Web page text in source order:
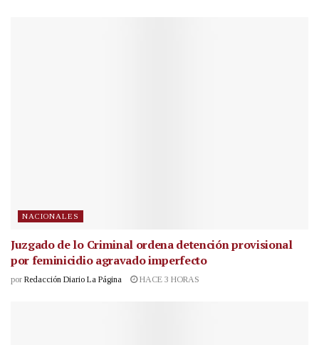
NACIONALES
Juzgado de lo Criminal ordena detención provisional
por feminicidio agravado imperfecto
por Redacción Diario La Página HACE 3 HORAS